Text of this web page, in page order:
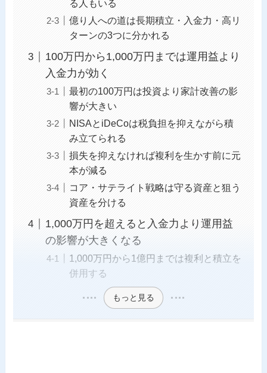
る人もいる
億り人への道は長期積立・入金力・高リ
ターンの3つに分かれる
100万円から1,000万円までは運用益より
入金力が効く
最初の100万円は投資より家計改善の影
響が大きい
NISAとiDeCoは税負担を抑えながら積
み立てられる
損失を抑えなければ複利を生かす前に元
本が減る
コア・サテライト戦略は守る資産と狙う
資産を分ける
1,000万円を超えると入金力より運用益
の影響が大きくなる
1,000万円から1億円までは複利と積立を
併用する
もっと見る